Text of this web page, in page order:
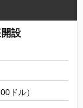
設
ドル）